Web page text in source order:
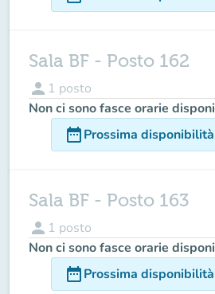
Sala BF - Posto 162
person 1 posto
Non ci sono fasce orarie
date_rangeProssima disponibilità
Sala BF - Posto 163
person 1 posto
Non ci sono fasce orarie
date_rangeProssima disponibilità